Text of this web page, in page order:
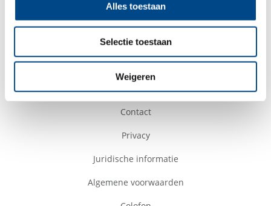
Alles toestaan
Selectie toestaan
Weigeren
Volg ons
Contact
Privacy
Juridische informatie
Algemene voorwaarden